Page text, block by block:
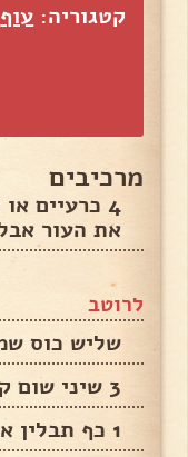
קטגוריה: עוף
מרכיבים
את העור
לרוטב
שליש כוס
3 שיני שום קלופות
1 כף תבלין אבקת שום גבישי